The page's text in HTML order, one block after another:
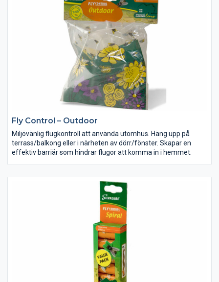
• Avtagbar lucka för enkel rengöring
Fly Control – Outdoor
Miljövänlig flugkontroll att använda utomhus. Häng upp på
terrass/balkong eller i närheten av dörr/fönster. Skapar en
effektiv barriär som hindrar flugor att komma in i hemmet.